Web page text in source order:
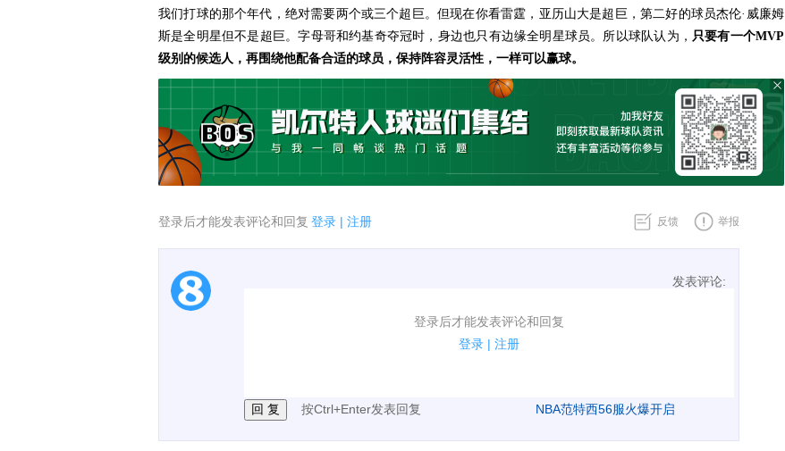
我们打球的那个年代，绝对需要两个或三个超巨。但现在你看雷霆，亚历山大是超巨，第二好的球员杰伦·威廉姆
斯是全明星但不是超巨。字母哥和约基奇夺冠时，身边也只有边缘全明星球员。所以球队认为， 只要有一个MVP
级别的候选人，再围绕他配备合适的球员，保持阵容灵活性，一样可以赢球。
登录后才能发表评论和回复 登录 | 注册 反馈 举报
发表评论:
登录后才能发表评论和回复
登录 | 注册
1.电脑端新用户可以发表评论了！
按Ctrl+Enter发表回复 NBA范特西56服火爆开启